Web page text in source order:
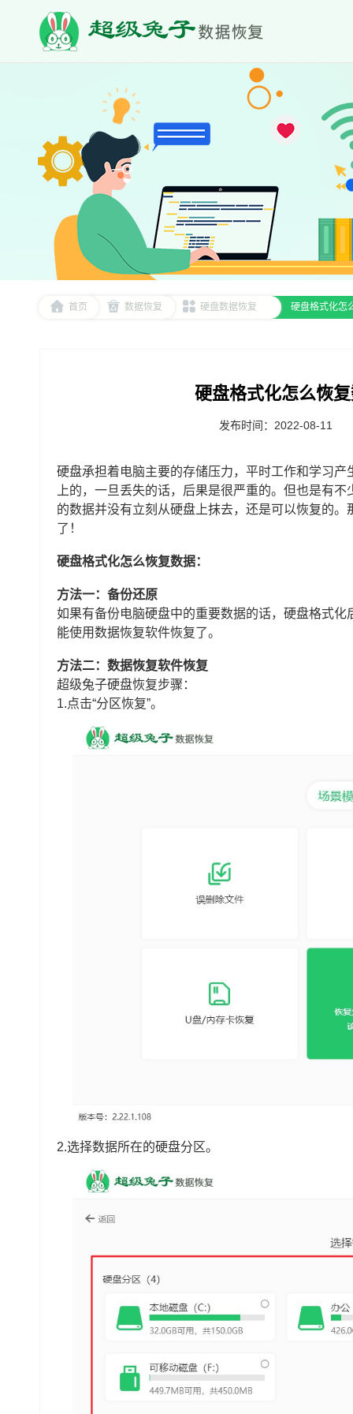
首页 数据恢复 硬盘数据恢复 硬盘格式化怎
硬盘格式化怎么恢
发布时间：2022-08-11
硬盘承担着电脑主要的存储压力，平时工作和学习
上的，一旦丢失的话，后果是很严重的。但也是有
的数据并没有立刻从硬盘上抹去，还是可以恢复的
了！
硬盘格式化怎么恢复数据：
方法一：备份还原
如果有备份电脑硬盘中的重要数据的话，硬盘格式
能使用数据恢复软件恢复了。
方法二：数据恢复软件恢复
超级兔子硬盘恢复步骤：
1.点击“分区恢复”。
2.选择数据所在的硬盘分区。